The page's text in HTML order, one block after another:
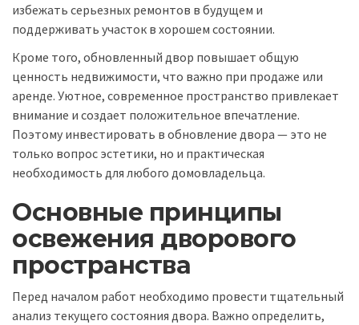
избежать серьезных ремонтов в будущем и
поддерживать участок в хорошем состоянии.
Кроме того, обновленный двор повышает общую
ценность недвижимости, что важно при продаже или
аренде. Уютное, современное пространство привлекает
внимание и создает положительное впечатление.
Поэтому инвестировать в обновление двора — это не
только вопрос эстетики, но и практическая
необходимость для любого домовладельца.
Основные принципы
освежения дворового
пространства
Перед началом работ необходимо провести тщательный
анализ текущего состояния двора. Важно определить,